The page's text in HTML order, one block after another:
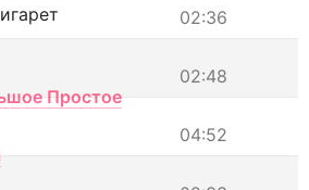
02:36
02:48
Простое
04:52